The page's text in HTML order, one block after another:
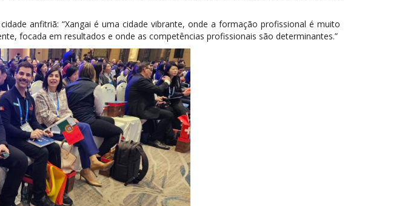
anfitriã: “Xangai é uma cidade vibrante, onde a formação profissional é muito
focada em resultados e onde as competências profissionais são determinantes.”